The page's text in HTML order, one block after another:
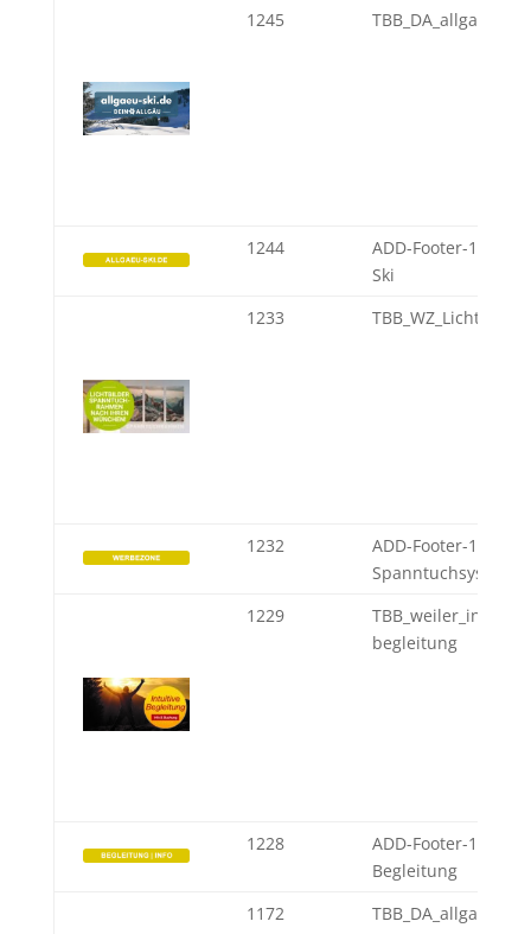
1245
TBB_DA_allgaeu-ski
1244
ADD-Footer-1-DA-
Ski
1233
TBB_WZ_Lichtbilder
1232
ADD-Footer-1-WZ-
Spanntuchsysteme
1229
begleitung
1228
ADD-Footer-1-JW-
Begleitung
1172
TBB_DA_allgaeu-